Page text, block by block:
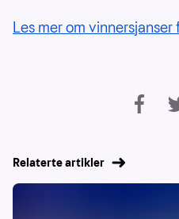
Les mer om
Relaterte artikler